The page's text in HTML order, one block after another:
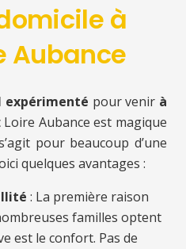
à
Aubance
expérimenté pour venir à
Loire Aubance est magique
pour beaucoup d’une
quelques avantages :
: La première raison
familles optent
est le confort. Pas de